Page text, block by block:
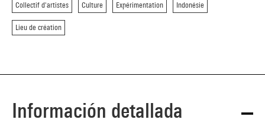
Collectif d'artistes Culture Expérimentation Indonésie
Lieu de création
Información detallada